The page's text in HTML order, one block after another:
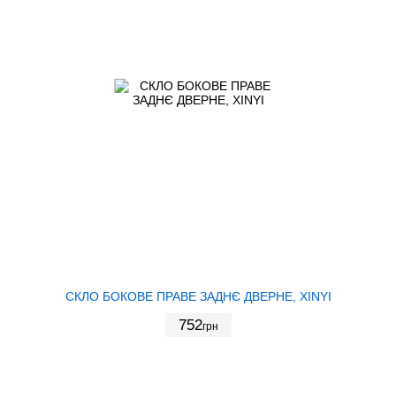
СКЛО БОКОВЕ ПРАВЕ ЗАДНЄ ДВЕРНЕ, XINYI
752грн